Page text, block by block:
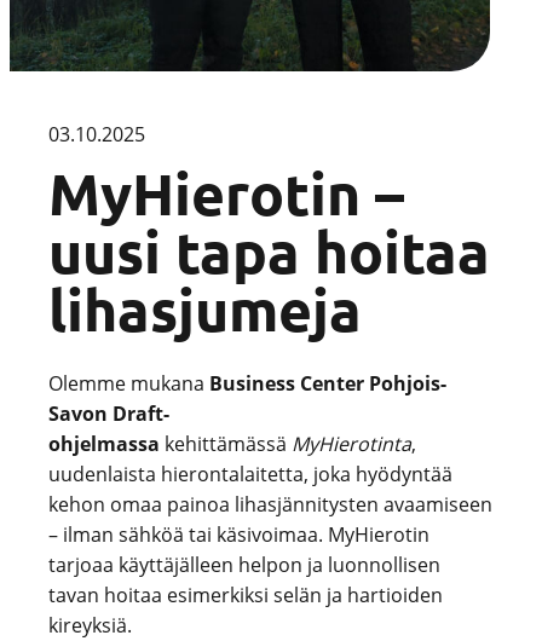
03.10.2025
MyHierotin –
uusi tapa hoitaa
lihasjumeja
Olemme mukana Business Center Pohjois-
Savon Draft-
ohjelmassa kehittämässä MyHierotinta,
uudenlaista hierontalaitetta, joka hyödyntää
kehon omaa painoa lihasjännitysten avaamiseen
– ilman sähköä tai käsivoimaa. MyHierotin
tarjoaa käyttäjälleen helpon ja luonnollisen
tavan hoitaa esimerkiksi selän ja hartioiden
kireyksiä.